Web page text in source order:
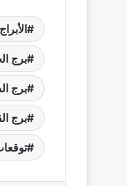
برج
برج
برج